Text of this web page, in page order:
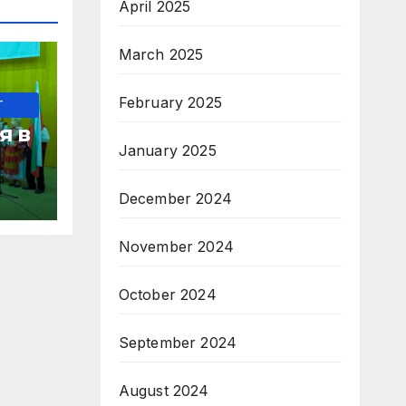
в
за
April 2025
March 2025
February 2025
January 2025
December 2024
November 2024
October 2024
September 2024
August 2024